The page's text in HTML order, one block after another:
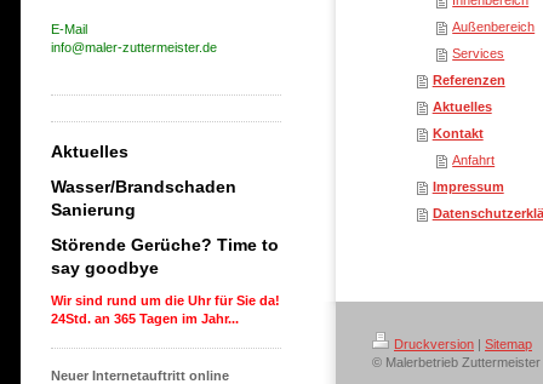
E-Mail
info@maler-zuttermeister.de
Aktuelles
Wasser/Brandschaden
Sanierung
Störende Gerüche? Time to
say goodbye
Wir sind rund um die Uhr für Sie da!
24Std. an 365 Tagen im Jahr...
Neuer Internetauftritt online
Außenbereich
Services
Referenzen
Aktuelles
Kontakt
Anfahrt
Impressum
Druckversion | Sitemap
© Malerbetrieb